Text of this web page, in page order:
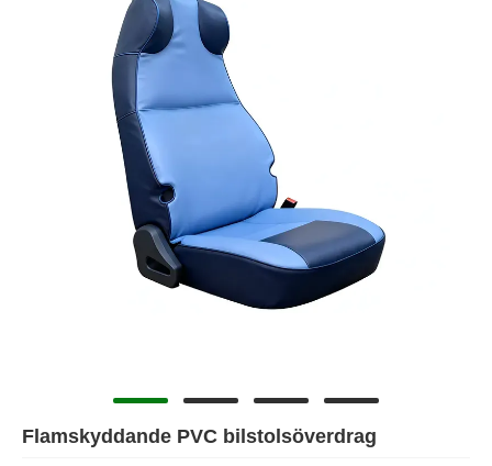
Flamskyddande PVC bilstolsöverdrag